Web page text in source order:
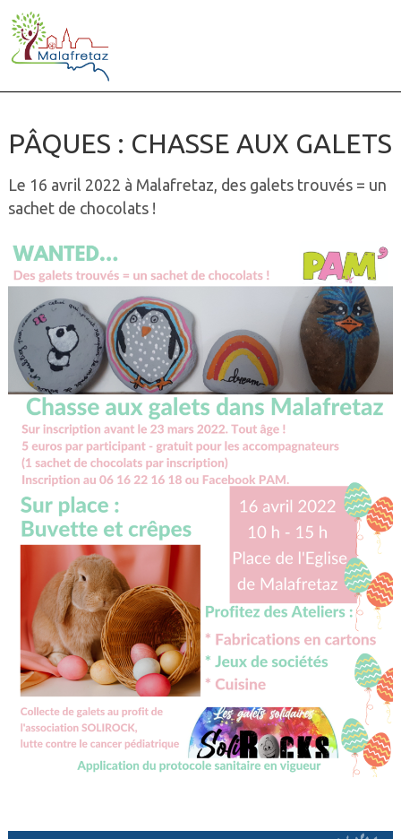
PÂQUES : CHASSE AUX GALETS
Le 16 avril 2022 à Malafretaz, des galets trouvés = un
sachet de chocolats !